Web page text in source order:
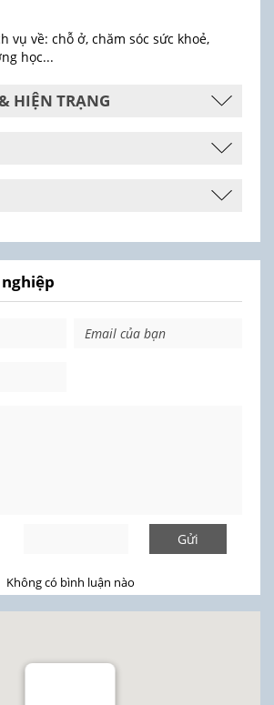
vụ về: chỗ ở, chăm sóc sức khoẻ,
học...
HIỆN TRẠNG
Gửi
Không có bình luận nào